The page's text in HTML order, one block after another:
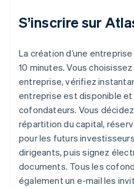
S’inscrire sur
La création d’une
10 minutes. Vous
entreprise, vérifiez
entreprise est disponible et
cofondateurs. Vous
répartition du capital,
pour les futurs
dirigeants, puis signez
documents. Tous les
également un e-mail les